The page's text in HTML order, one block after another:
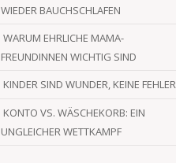
WIEDER BAUCHSCHLAFEN
WARUM EHRLICHE MAMA-
FREUNDINNEN WICHTIG SIND
KINDER SIND WUNDER, KEINE FEHLER
KONTO VS. WÄSCHEKORB: EIN
UNGLEICHER WETTKAMPF